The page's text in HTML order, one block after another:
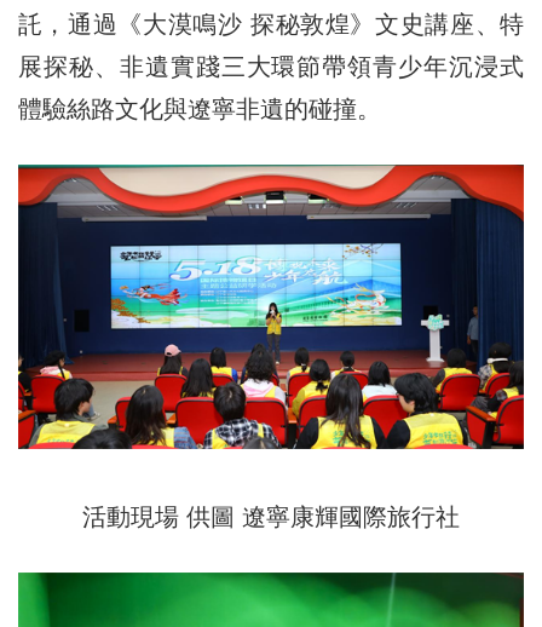
託，通過《大漠鳴沙 探秘敦煌》文史講座、特
展探秘、非遺實踐三大環節帶領青少年沉浸式
體驗絲路文化與遼寧非遺的碰撞。
活動現場 供圖 遼寧康輝國際旅行社